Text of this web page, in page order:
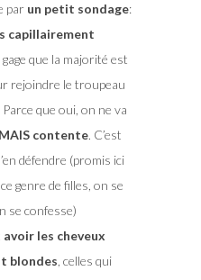
parun petit sondage:
capillairement
gage que la majorité est
rejoindre le troupeau
que oui, on ne va
contente. C’est
défendre (promis ici
genre de filles, on se
se confesse)
avoir les cheveux
blondes, celles qui